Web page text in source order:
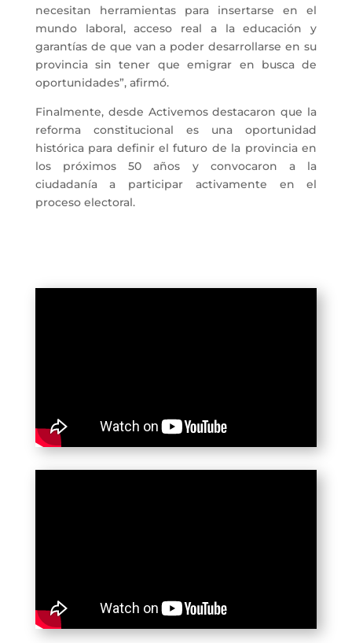
necesitan herramientas para insertarse en el
mundo laboral, acceso real a la educación y
garantías de que van a poder desarrollarse en su
provincia sin tener que emigrar en busca de
oportunidades”, afirmó.
Finalmente, desde Activemos destacaron que la
reforma constitucional es una oportunidad
histórica para definir el futuro de la provincia en
los próximos 50 años y convocaron a la
ciudadanía a participar activamente en el
proceso electoral.